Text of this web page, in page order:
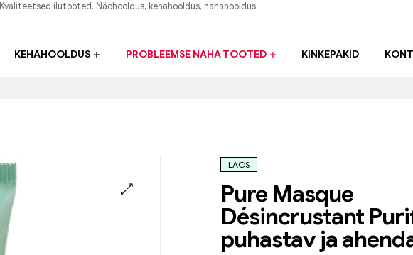
Kvaliteetsed ilutooted. Näohooldus, kehahooldus, nahahooldus.
KEHAHOOLDUS PROBLEEMSE NAHA TOOTED KINKEPAKID
LAOS
Pure Masque
Désincrustant
puhastav ja